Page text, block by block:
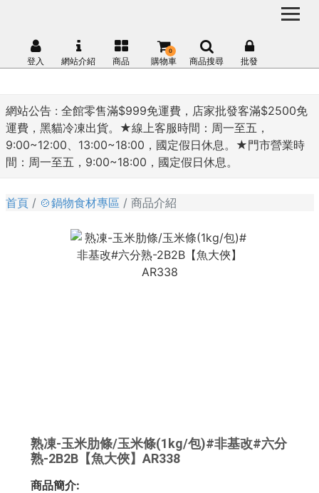
網站公告 : 全館零售滿$999免運費，店家批發客滿$2500免
運費，黑貓冷凍出貨。★線上客服時間：周一至五，
9:00~12:00、13:00~18:00，國定假日休息。★門市營業時
間：周一至五，9:00~18:00，國定假日休息。
登入 網站介紹 商品 購物車
0
商品搜尋 批發
首頁 🍲鍋物食材專區 商品介紹
熟凍-玉米肋條/玉米條(1kg/包)#非基改#六分
熟-2B2B【魚大俠】AR338
商品簡介: